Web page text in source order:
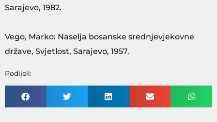
Sarajevo, 1982.
Vego, Marko: Naselja bosanske srednjevjekovne
države, Svjetlost, Sarajevo, 1957.
Podijeli: